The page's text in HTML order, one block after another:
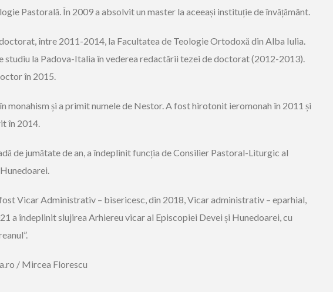
Pastorală. În 2009 a absolvit un master la aceeași instituție de învățământ.
între 2011-2014, la Facultatea de Teologie Ortodoxă din Alba Iulia.
studiu la Padova-Italia în vederea redactării tezei de doctorat (2012-2013).
în 2015.
monahism și a primit numele de Nestor. A fost hirotonit ieromonah în 2011 și
în 2014.
de jumătate de an, a îndeplinit funcția de Consilier Pastoral-Liturgic al
Vicar Administrativ – bisericesc, din 2018, Vicar administrativ – eparhial,
a îndeplinit slujirea Arhiereu vicar al Episcopiei Devei și Hunedoarei, cu
/ Mircea Florescu